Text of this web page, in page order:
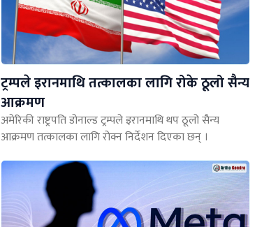
ट्रम्पले इरानमाथि तत्कालका लागि रोके ठूलो सैन्य
आक्रमण
अमेरिकी राष्ट्रपति डोनाल्ड ट्रम्पले इरानमाथि थप ठूलो सैन्य
आक्रमण तत्कालका लागि रोक्न निर्देशन दिएका छन् ।